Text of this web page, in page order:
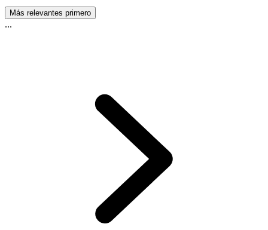
Más relevantes primero
...